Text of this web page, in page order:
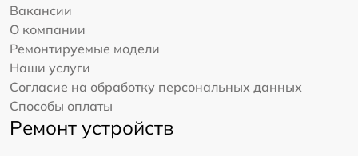
Вакансии
О компании
Ремонтируемые модели
Наши услуги
Согласие на обработку персональных данных
Способы оплаты
Ремонт устройств